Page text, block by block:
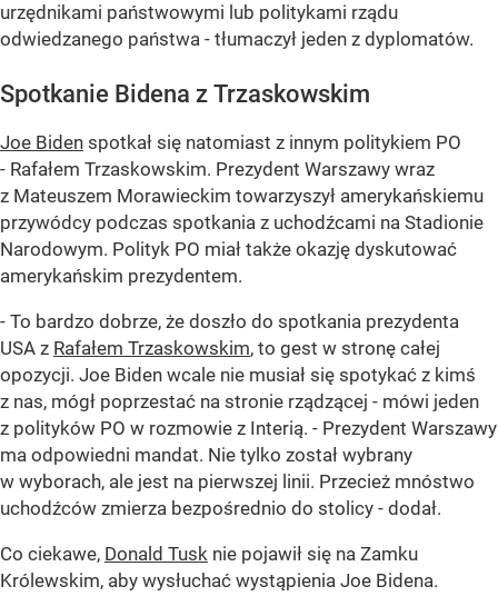
urzędnikami państwowymi lub politykami rządu
odwiedzanego państwa - tłumaczył jeden z dyplomatów.
Spotkanie Bidena z Trzaskowskim
Joe Biden spotkał się natomiast z innym politykiem PO
- Rafałem Trzaskowskim. Prezydent Warszawy wraz
z Mateuszem Morawieckim towarzyszył amerykańskiemu
przywódcy podczas spotkania z uchodźcami na Stadionie
Narodowym. Polityk PO miał także okazję dyskutować
amerykańskim prezydentem.
- To bardzo dobrze, że doszło do spotkania prezydenta
USA z Rafałem Trzaskowskim, to gest w stronę całej
opozycji. Joe Biden wcale nie musiał się spotykać z kimś
z nas, mógł poprzestać na stronie rządzącej - mówi jeden
z polityków PO w rozmowie z Interią. - Prezydent Warszawy
ma odpowiedni mandat. Nie tylko został wybrany
w wyborach, ale jest na pierwszej linii. Przecież mnóstwo
uchodźców zmierza bezpośrednio do stolicy - dodał.
Co ciekawe, Donald Tusk nie pojawił się na Zamku
Królewskim, aby wysłuchać wystąpienia Joe Bidena.